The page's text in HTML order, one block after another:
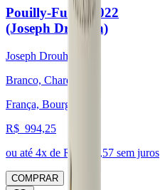
Pouilly-Fuissé 2022
(Joseph Drouhin)
Joseph Drouhin
Branco, Chardonnay
França, Bourgogne
R$ 994,25
ou até 4x de R$ 248,57 sem juros
COMPRAR